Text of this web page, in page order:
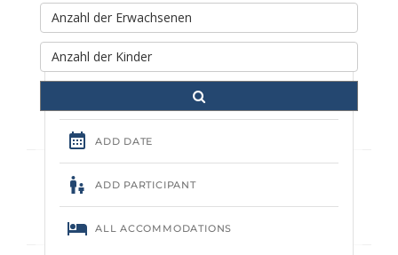
Rechercher et réserver votre
séjour
Kein Campingplatz gefunden.